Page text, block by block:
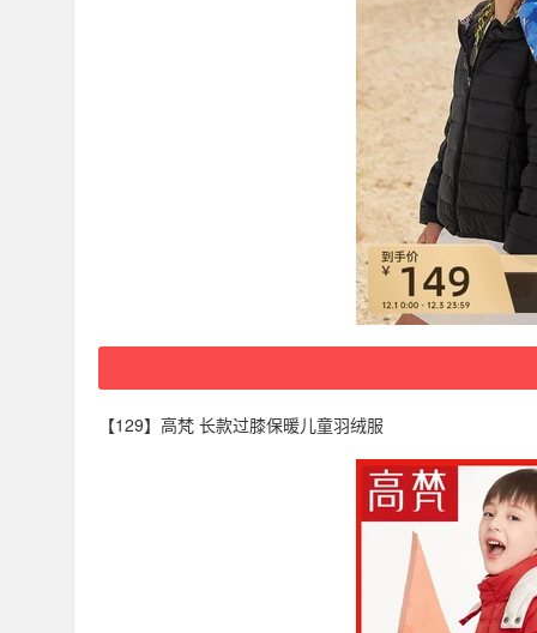
【129】高梵 长款过膝保暖儿童羽绒服